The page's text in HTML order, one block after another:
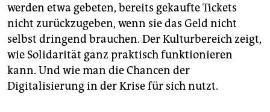
werden etwa gebeten, bereits gekaufte Tickets
nicht zurückzugeben, wenn sie das Geld nicht
selbst dringend brauchen. Der Kulturbereich zeigt,
wie Solidarität ganz praktisch funktionieren
kann. Und wie man die Chancen der
Digitalisierung in der Krise für sich nutzt.